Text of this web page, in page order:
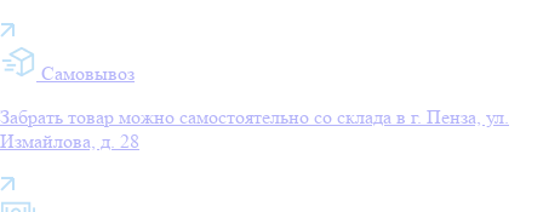
Самовывоз
Забрать товар можно самостоятельно со склада в г. Пенза, ул.
Измайлова, д. 28